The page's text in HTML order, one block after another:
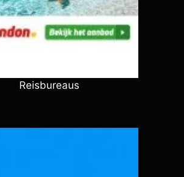
Reisbureaus